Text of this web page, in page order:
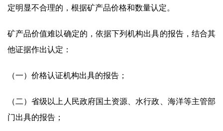
定明显不合理的，根据矿产品价格和数量认定。
矿产品价值难以确定的，依据下列机构出具的报告，结合其
他证据作出认定：
（一）价格认证机构出具的报告；
（二）省级以上人民政府国土资源、水行政、海洋等主管部
门出具的报告；